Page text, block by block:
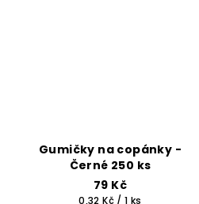
Gumičky na copánky -
Černé 250 ks
79 Kč
Měrná
0,32 Kč / 1 ks